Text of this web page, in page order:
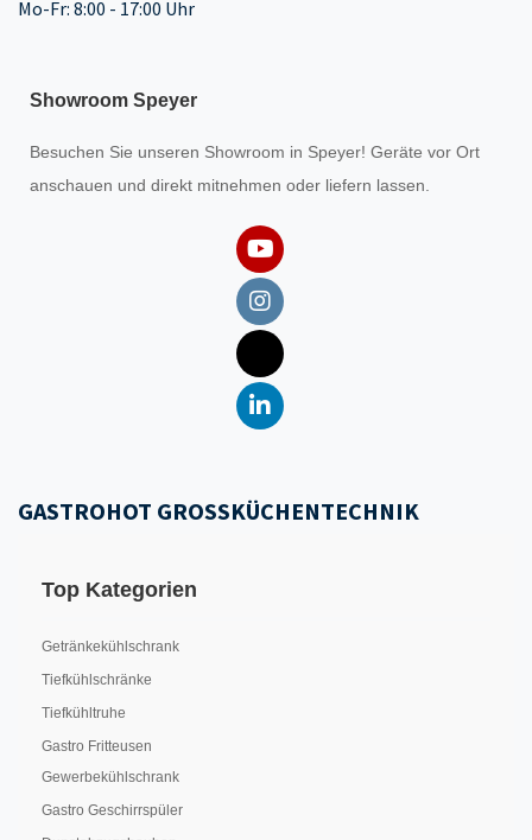
Mo-Fr: 8:00 - 17:00 Uhr
Showroom Speyer
Besuchen Sie unseren Showroom in Speyer! Geräte vor Ort
anschauen und direkt mitnehmen oder liefern lassen.
GASTROHOT GROSSKÜCHENTECHNIK
Top Kategorien
Getränkekühlschrank
Tiefkühlschränke
Tiefkühltruhe
Gastro Fritteusen
Gewerbekühlschrank
Gastro Geschirrspüler